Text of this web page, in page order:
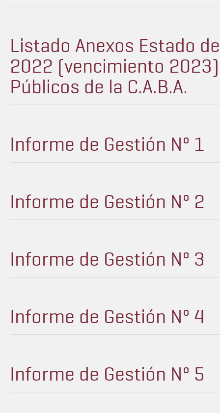
Listado Anexos Estado
2022 (vencimiento
Públicos de la C.A.B.A.
Informe de Gestión Nº 1
Informe de Gestión Nº 2
Informe de Gestión Nº 3
Informe de Gestión Nº 4
Informe de Gestión Nº 5